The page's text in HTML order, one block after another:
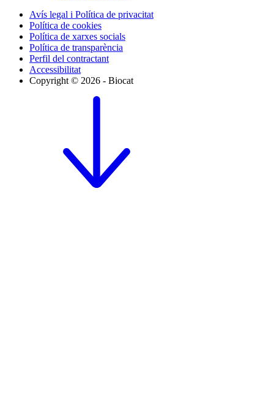
Avís legal i Política de privacitat
Política de cookies
Política de xarxes socials
Política de transparència
Perfil del contractant
Accessibilitat
Copyright © 2026 - Biocat